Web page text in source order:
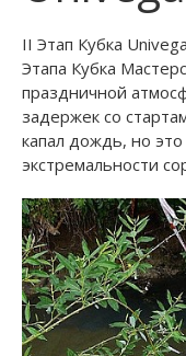
II Этап Кубка
Этапа Кубка
праздничной
задержек со
капал дождь, но
экстремальности